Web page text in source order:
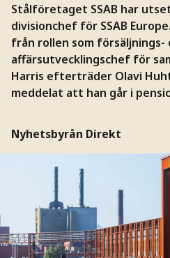
Stålföretaget SSAB har
divisionchef för SSAB
från rollen som försäljnings-
affärsutvecklingschef för
Harris efterträder Olavi
meddelat att han går i
Nyhetsbyrån Direkt